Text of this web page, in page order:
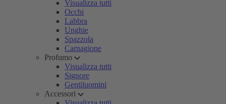
Visualizza tutti
Occhi
Labbra
Unghie
Spazzola
Carnagione
Profumo
Visualizza tutti
Signore
Gentiluomini
Accessori